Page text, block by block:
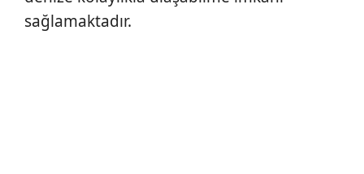
sağlamaktadır.